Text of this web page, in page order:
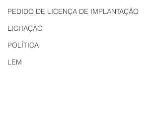
PEDIDO DE LICENÇA DE IMPLANTAÇÃO
LICITAÇÃO
POLÍTICA
LEM